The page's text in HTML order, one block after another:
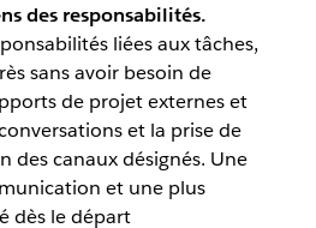
des responsabilités.
liées aux tâches,
sans avoir besoin de
de projet externes et
et la prise de
des canaux désignés. Une
et une plus
dès le départ